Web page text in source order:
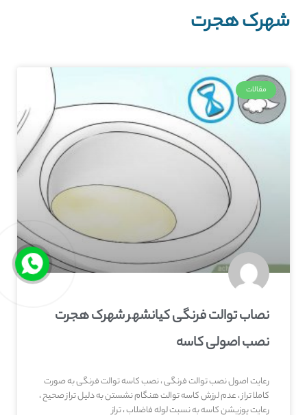
شهرک هجرت
مقالات
نصاب توالت فرنگی کیانشهر شهرک هجرت
نصب اصولی کاسه
رعایت اصول نصب توالت فرنگی ، نصب کاسه توالت فرنگی به صورت
کاملا تراز ، عدم لرزش کاسه توالت هنگام نشستن به دلیل تراز صحیح ،
رعایت پوزیشن کاسه به نسبت لوله فاضلاب ، تراز